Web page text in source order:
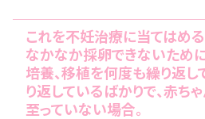
これを不妊治療に当てはめ
なかなか採卵できないために
培養、移植を何度も繰り返し
り返しているばかりで、赤ち
至っていない場合。